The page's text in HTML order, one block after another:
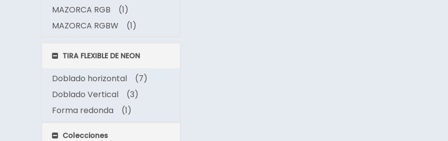
MAZORCA RGB
(1)
MAZORCA RGBW
(1)
TIRA FLEXIBLE DE NEON
Doblado horizontal
(7)
Doblado Vertical
(3)
Forma redonda
(1)
Colecciones